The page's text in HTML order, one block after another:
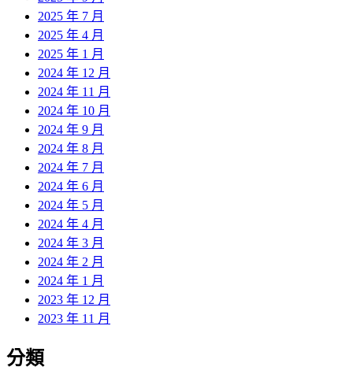
2025 年 7 月
2025 年 4 月
2025 年 1 月
2024 年 12 月
2024 年 11 月
2024 年 10 月
2024 年 9 月
2024 年 8 月
2024 年 7 月
2024 年 6 月
2024 年 5 月
2024 年 4 月
2024 年 3 月
2024 年 2 月
2024 年 1 月
2023 年 12 月
2023 年 11 月
分類